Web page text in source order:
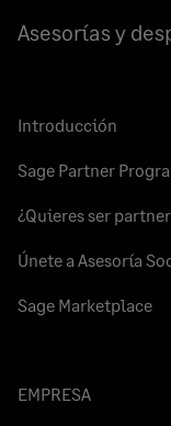
Asesorías y
Introducción
Sage Partner
¿Quieres ser
Únete a Asesoría
Sage Marketplace
EMPRESA